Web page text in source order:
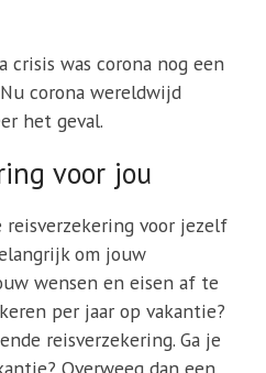
crisis was corona nog een
corona wereldwijd
het geval.
voor jou
voor jezelf
om jouw
wensen en eisen af te
per jaar op vakantie?
reisverzekering. Ga je